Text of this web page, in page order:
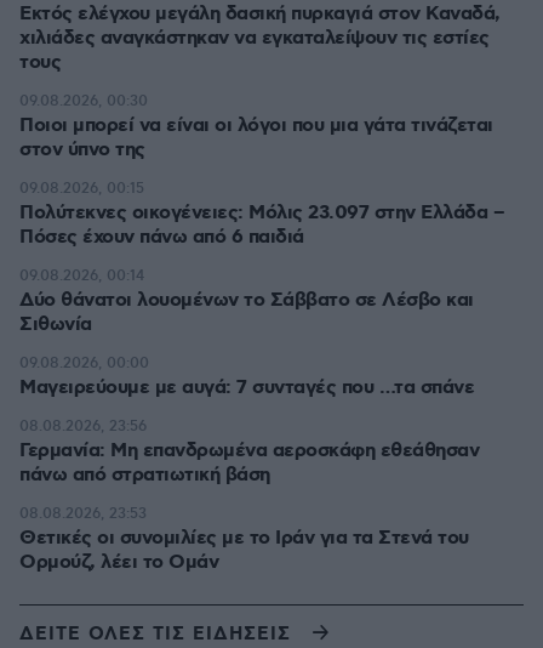
Εκτός ελέγχου μεγάλη δασική πυρκαγιά στον Καναδά,
χιλιάδες αναγκάστηκαν να εγκαταλείψουν τις εστίες
τους
Ποιοι μπορεί να είναι οι λόγοι που μια γάτα τινάζεται
στον ύπνο της
09.08.2026, 00:30
Πολύτεκνες οικογένειες: Μόλις 23.097 στην Ελλάδα –
Πόσες έχουν πάνω από 6 παιδιά
09.08.2026, 00:15
Δύο θάνατοι λουομένων το Σάββατο σε Λέσβο και
Σιθωνία
09.08.2026, 00:14
Μαγειρεύουμε με αυγά: 7 συνταγές που …τα σπάνε
09.08.2026, 00:00
Γερμανία: Μη επανδρωμένα αεροσκάφη εθεάθησαν
πάνω από στρατιωτική βάση
08.08.2026, 23:56
Θετικές οι συνομιλίες με το Ιράν για τα Στενά του
Ορμούζ, λέει το Ομάν
08.08.2026, 23:53
ΔΕΙΤΕ ΟΛΕΣ ΤΙΣ ΕΙΔΗΣΕΙΣ